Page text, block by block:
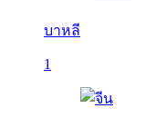
บาหลี
1